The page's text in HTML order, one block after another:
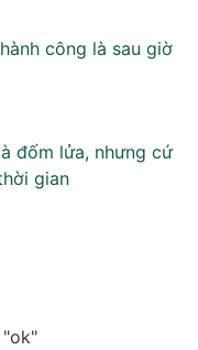
công là sau giờ
đốm lửa, nhưng cứ
gian
"ok"